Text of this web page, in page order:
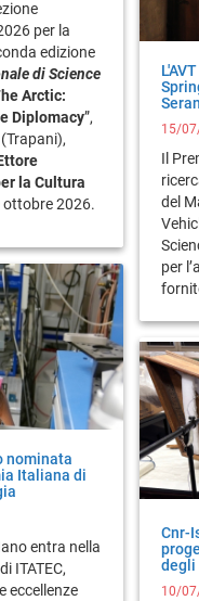
per la
edizione
di Science
Arctic:
Diplomacy”,
(Trapani),
la Cultura
ottobre 2026.
15/
Il
del
per
nominata
Italiana di
entra nella
ITATEC,
eccellenze
Cnr-
degli
10/